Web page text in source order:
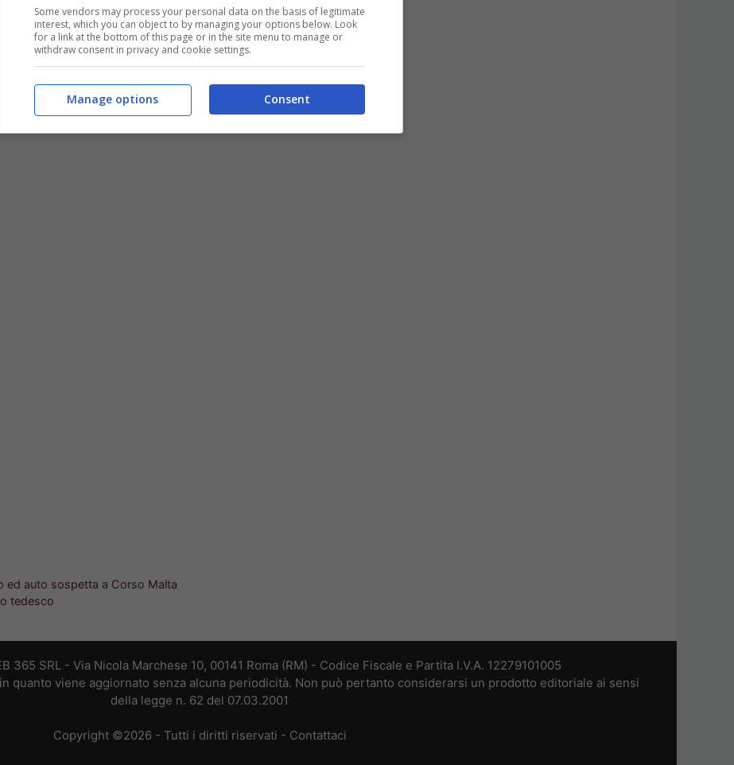
3 maggio, resterà in allestimento fino al 3
ed auto sospetta a Corso Malta
tedesco
365 SRL - Via Nicola Marchese 10, 00141 Roma (RM) - Codice Fiscale e Partita I.V.A. 12279101005
quanto viene aggiornato senza alcuna periodicità. Non può pertanto considerarsi un prodotto editoriale ai sensi
della legge n. 62 del 07.03.2001
Copyright ©2026 - Tutti i diritti riservati - Contattaci
Some vendors may process your personal data on the basis of legitimate
interest, which you can object to by managing your options below. Look
for a link at the bottom of this page or in the site menu to manage or
withdraw consent in privacy and cookie settings.
Consent
Manage options